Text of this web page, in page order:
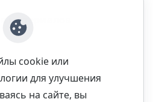
материалов
cookie или
для улучшения
на сайте, вы